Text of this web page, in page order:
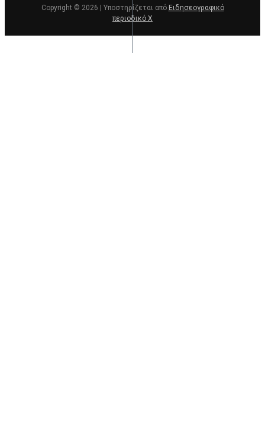
Copyright © 2026 | Υποστηρίζεται από Ειδησεογραφικό
περιοδικό Χ